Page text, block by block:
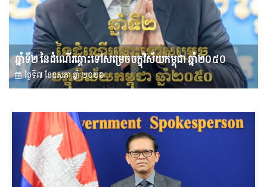
ឆ្នាំទី២ នៃដំណើរឆ្ពោះទៅសម្រេច​ចក្ខុវិស័យ​កម្ពុជា ឆ្នាំ២០៥០
ថ្ងៃទី៧ ខែ​ឧសភា ឆ្នាំ ២០២៦